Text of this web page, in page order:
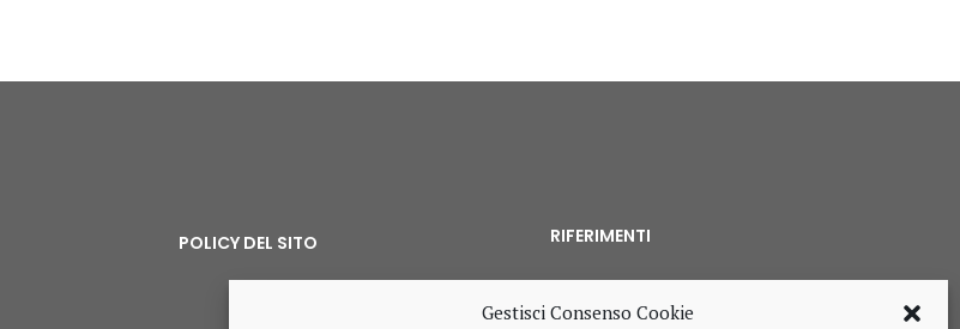
Gestisci Consenso Cookie
POLICY DEL SITO RIFERIMENTI